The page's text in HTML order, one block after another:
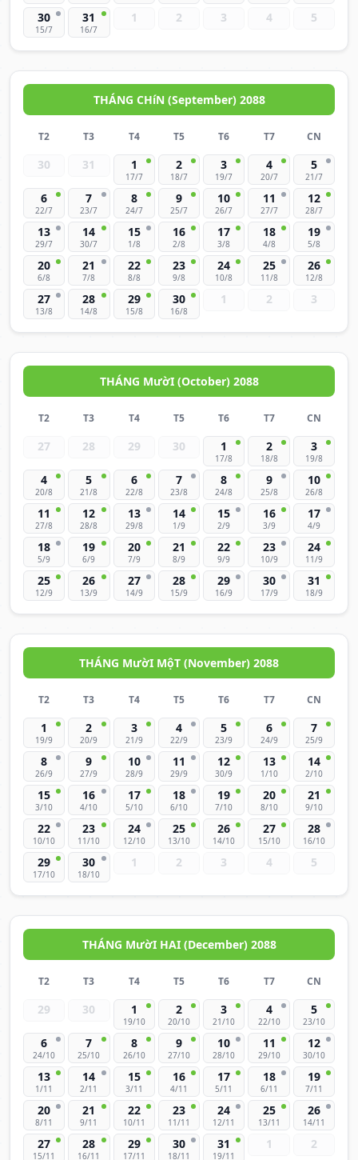
30
15/7
31
16/7
1 2 3 4 5
THÁNG CHíN (September) 2088
T2 T3 T4 T5 T6 T7 CN
30 31 1
17/7
2
18/7
3
19/7
4
20/7
5
21/7
6
22/7
7
23/7
8
24/7
9
25/7
10
26/7
11
27/7
12
28/7
13
29/7
14
30/7
15
1/8
16
2/8
17
3/8
18
4/8
19
5/8
20
6/8
21
7/8
22
8/8
23
9/8
24
10/8
25
11/8
26
12/8
27
13/8
28
14/8
29
15/8
30
16/8
1 2 3
THÁNG MườI (October) 2088
T2 T3 T4 T5 T6 T7 CN
27 28 29 30 1
17/8
2
18/8
3
19/8
4
20/8
5
21/8
6
22/8
7
23/8
8
24/8
9
25/8
10
26/8
11
27/8
12
28/8
13
29/8
14
1/9
15
2/9
16
3/9
17
4/9
18
5/9
19
6/9
20
7/9
21
8/9
22
9/9
23
10/9
24
11/9
25
12/9
26
13/9
27
14/9
28
15/9
29
16/9
30
17/9
31
18/9
THÁNG MườI MộT (November) 2088
T2 T3 T4 T5 T6 T7 CN
1
19/9
2
20/9
3
21/9
4
22/9
5
23/9
6
24/9
7
25/9
8
26/9
9
27/9
10
28/9
11
29/9
12
30/9
13
1/10
14
2/10
15
3/10
16
4/10
17
5/10
18
6/10
19
7/10
20
8/10
21
9/10
22
10/10
23
11/10
24
12/10
25
13/10
26
14/10
27
15/10
28
16/10
29
17/10
30
18/10
1 2 3 4 5
THÁNG MườI HAI (December) 2088
T2 T3 T4 T5 T6 T7 CN
29 30 1
19/10
2
20/10
3
21/10
4
22/10
5
23/10
6
24/10
7
25/10
8
26/10
9
27/10
10
28/10
11
29/10
12
30/10
13
1/11
14
2/11
15
3/11
16
4/11
17
5/11
18
6/11
19
7/11
20
8/11
21
9/11
22
10/11
23
11/11
24
12/11
25
13/11
26
14/11
27
15/11
28
16/11
29
17/11
30
18/11
31
19/11
1 2